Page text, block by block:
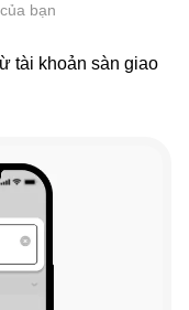
bạn
tài khoản sàn giao